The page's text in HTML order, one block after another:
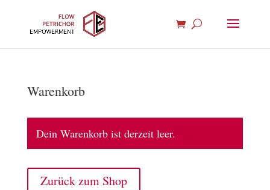
Warenkorb
Dein Warenkorb ist derzeit leer.
Zurück zum Shop